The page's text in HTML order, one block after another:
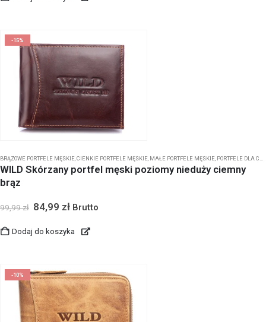
-15%
BRĄZOWE PORTFELE MĘSKIE CIENKIE PORTFELE MĘSKIE MAŁE PORTFELE MĘSKIE PORTFELE DLA CHŁOPCA
WILD Skórzany portfel męski poziomy nieduży ciemny
brąz
99,99zł 84,99 zł Brutto
Dodaj do koszyka
-10%